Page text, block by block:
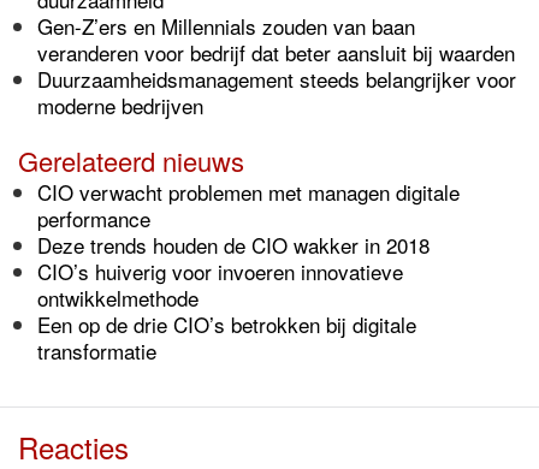
Gen-Z’ers en Millennials zouden van baan
veranderen voor bedrijf dat beter aansluit bij waarden
Duurzaamheidsmanagement steeds belangrijker voor
moderne bedrijven
Gerelateerd nieuws
CIO verwacht problemen met managen digitale
performance
Deze trends houden de CIO wakker in 2018
CIO’s huiverig voor invoeren innovatieve
ontwikkelmethode
Een op de drie CIO’s betrokken bij digitale
transformatie
Reacties